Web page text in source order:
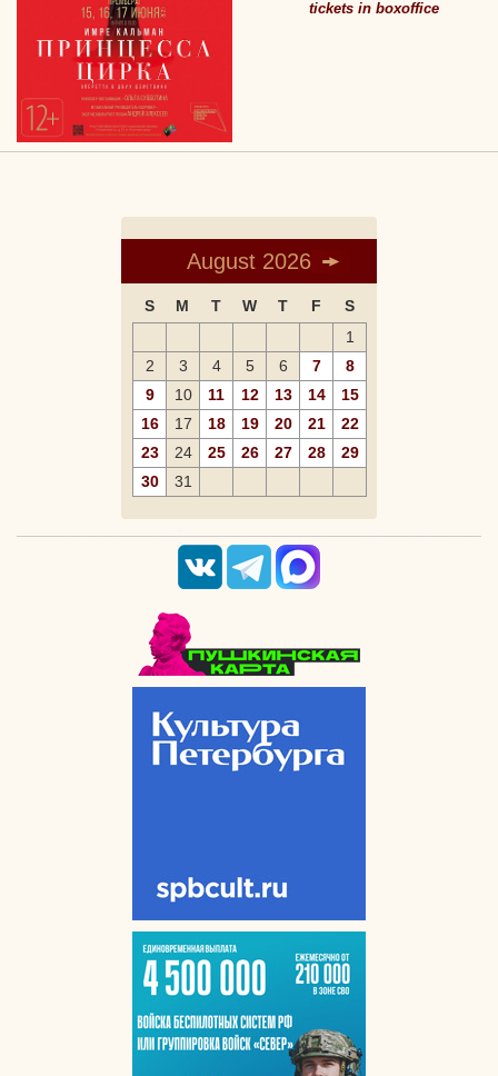
tickets in boxoffice
August 2026
S M T W T F
S
1
2
3 4 5 6 7
8
9
10 11 12 13 14
15
16
17 18 19 20 21
22
23
24 25 26 27 28
29
30
31